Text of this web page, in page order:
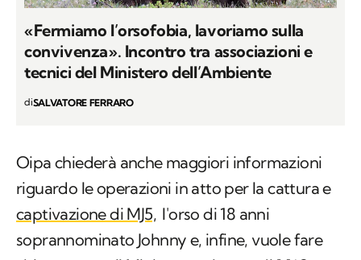
«Fermiamo l’orsofobia, lavoriamo sulla
convivenza». Incontro tra associazioni e
tecnici del Ministero dell’Ambiente
diSALVATORE FERRARO
Oipa chiederà anche maggiori informazioni
riguardo le operazioni in atto per la cattura e
captivazione di MJ5, l'orso di 18 anni
soprannominato Johnny e, infine, vuole fare